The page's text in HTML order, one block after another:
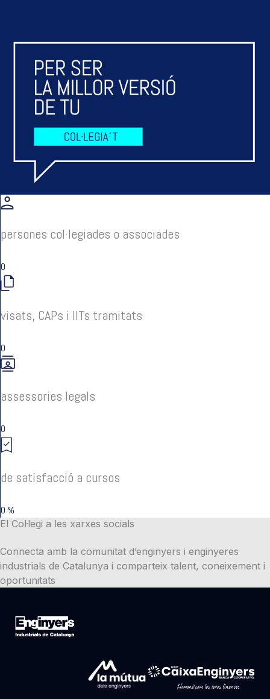
persones col·legiades o associades
0
visats, CAPs i IITs tramitats
0
assessories legals
0
de satisfacció a cursos
0 %
El Col·legi a les xarxes socials
Connecta amb la comunitat d’enginyers i enginyeres
industrials de Catalunya i comparteix talent, coneixement i
oportunitats